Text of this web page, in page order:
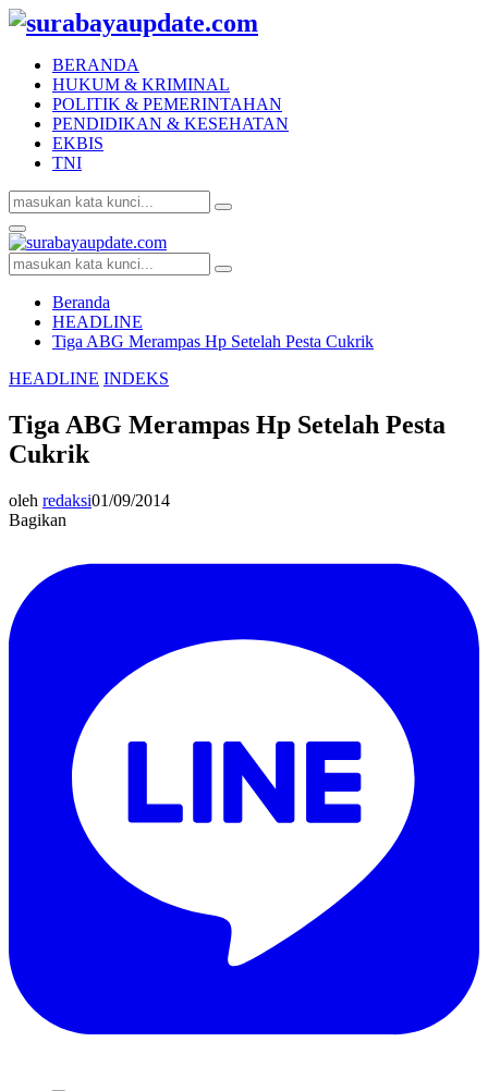
BERANDA
HUKUM & KRIMINAL
POLITIK & PEMERINTAHAN
PENDIDIKAN & KESEHATAN
EKBIS
TNI
Search
for:
Search
Facebook
Twitter
Youtube
Primary
Menu
Search
for:
Search
Beranda
HEADLINE
Tiga ABG Merampas Hp Setelah Pesta Cukrik
HEADLINE INDEKS
Tiga ABG Merampas Hp Setelah Pesta
Cukrik
oleh redaksi01/09/2014
Bagikan